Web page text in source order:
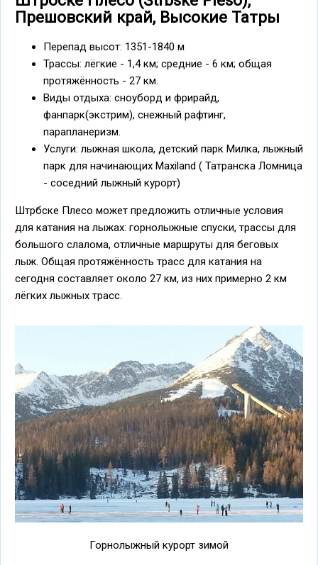
Прешовский край, Высокие Татры
Перепад высот: 1351-1840 м
Трассы: лёгкие - 1,4 км; средние - 6 км; общая
протяжённость - 27 км.
Виды отдыха: сноуборд и фрирайд,
фанпарк(экстрим), снежный рафтинг,
парапланеризм.
Услуги: лыжная школа, детский парк Милка, лыжный
парк для начинающих Maxiland ( Татранска Ломница
- соседний лыжный курорт)
Штрбске Плесо может предложить отличные условия
для катания на лыжах: горнолыжные спуски, трассы для
большого слалома, отличные маршруты для беговых
лыж. Общая протяжённость трасс для катания на
сегодня составляет около 27 км, из них примерно 2 км
лёгких лыжных трасс.
Горнолыжный курорт зимой